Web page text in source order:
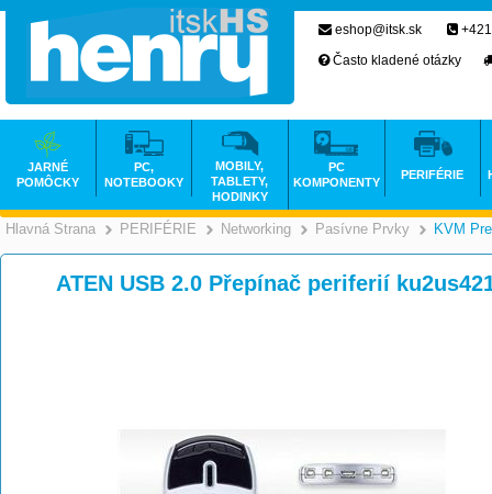
Hlavná Strana >
PERIFÉRIE >
Networking >
Pasívne Prvky KVM
ATEN USB 2.0 Přepínač periferií
eshop@itsk.sk
Často kladené otázky
JARNÉ
POMÔCKY
PC,
NOTEBOOKY
MOBILY,
TABLETY,
HODINKY
PC
KOMPONENTY
PERIFÉRIE